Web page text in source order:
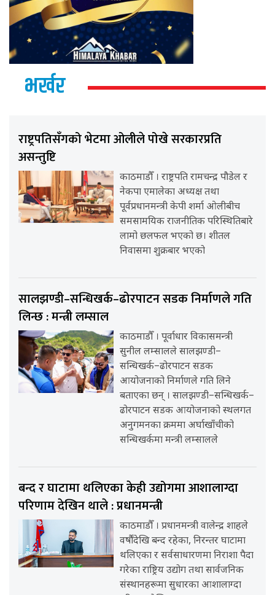
भर्खर
राष्ट्रपतिसँगको भेटमा ओलीले पोखे सरकारप्रति
असन्तुष्टि
काठमाडौँ । राष्ट्रपति रामचन्द्र पौडेल र
नेकपा एमालेका अध्यक्ष तथा
पूर्वप्रधानमन्त्री केपी शर्मा ओलीबीच
समसामयिक राजनीतिक परिस्थितिबारे
लामो छलफल भएको छ। शीतल
निवासमा शुक्रबार भएको
सालझण्डी–सन्धिखर्क–ढोरपाटन सडक निर्माणले गति
लिन्छ : मन्त्री लम्साल
काठमाडौँ । पूर्वाधार विकासमन्त्री
सुनील लम्सालले सालझण्डी–
सन्धिखर्क–ढोरपाटन सडक
आयोजनाको निर्माणले गति लिने
बताएका छन् । सालझण्डी–सन्धिखर्क–
ढोरपाटन सडक आयोजनाको स्थलगत
अनुगमनका क्रममा अर्घाखाँचीको
सन्धिखर्कमा मन्त्री लम्सालले
बन्द र घाटामा थलिएका केही उद्योगमा आशालाग्दा
परिणाम देखिन थाले : प्रधानमन्त्री
काठमाडौँ । प्रधानमन्त्री वालेन्द्र शाहले
वर्षौंदेखि बन्द रहेका, निरन्तर घाटामा
थलिएका र सर्वसाधारणमा निराशा पैदा
गरेका राष्ट्रिय उद्योग तथा सार्वजनिक
संस्थानहरूमा सुधारका आशालाग्दा